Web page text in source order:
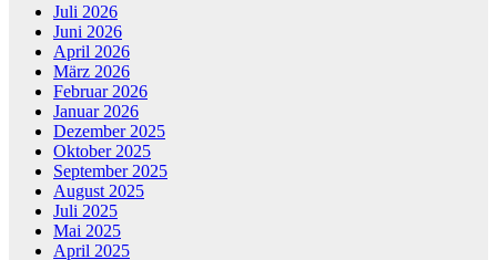
Juli 2026
Juni 2026
April 2026
März 2026
Februar 2026
Januar 2026
Dezember 2025
Oktober 2025
September 2025
August 2025
Juli 2025
Mai 2025
April 2025